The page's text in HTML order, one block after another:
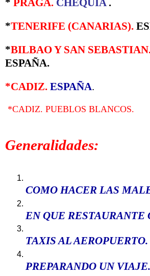
* PRAGA. CHEQUIA .
*TENERIFE (CANARIAS).
*BILBAO Y SAN
ESPAÑA.
*CADIZ. ESPAÑA.
*CADIZ. PUEBLOS BLANCOS.
Generalidades:
COMO HACER LAS
EN QUE RESTAURANTE
TAXIS AL AEROPUERTO.
PREPARANDO UN VIAJE.